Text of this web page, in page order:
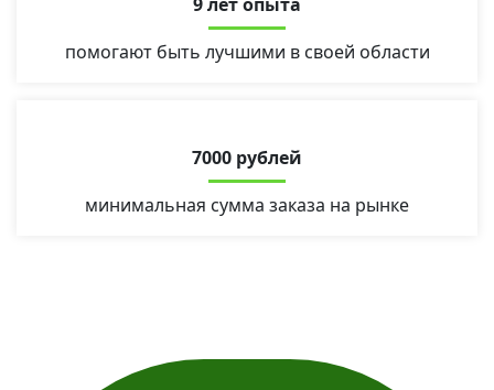
помогают быть лучшими в своей области
7000 рублей
минимальная сумма заказа на рынке